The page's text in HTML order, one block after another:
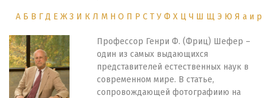
А Б В Г Д Е Ж З И К Л М Н О П Р С Т У Ф Х Ц Ч Ш Щ Э Ю Я а и р
Профессор Генри Ф. (Фриц) Шефер –
один из самых выдающихся
представителей естественных наук в
современном мире. В статье,
сопровождающей фотографиию на